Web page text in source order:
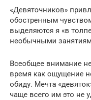
«Девяточников»
обостренным
выделяются я «в
необычными
Всеобщее внимание
время как ощущение
обиду. Мечта
чаще всего им это не